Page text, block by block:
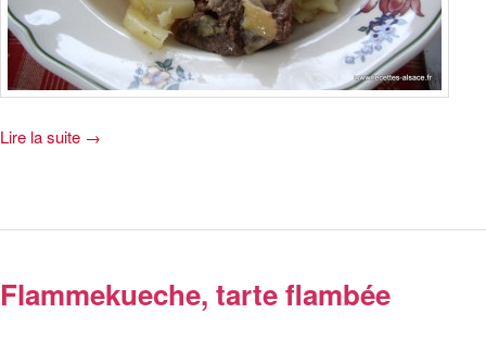
Lire la suite →
Flammekueche, tarte flambée